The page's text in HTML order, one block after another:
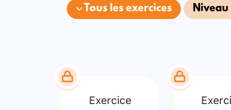
Tous les exercices
Exercice